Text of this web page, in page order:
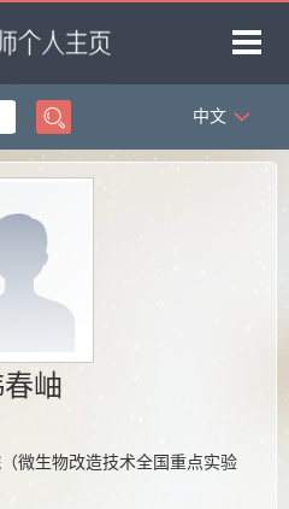
首页
教师博客
中文
岫
微生物改造技术全国重点实验